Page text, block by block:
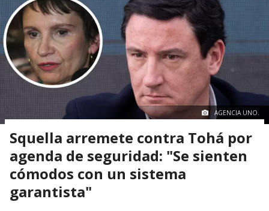
AGENCIA UNO.
Squella arremete contra Tohá por
agenda de seguridad: "Se sienten
cómodos con un sistema
garantista"